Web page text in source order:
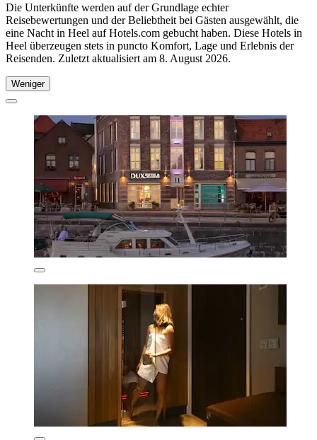
Die Unterkünfte werden auf der Grundlage echter
Reisebewertungen und der Beliebtheit bei Gästen ausgewählt, die
eine Nacht in Heel auf Hotels.com gebucht haben. Diese Hotels in
Heel überzeugen stets in puncto Komfort, Lage und Erlebnis der
Reisenden. Zuletzt aktualisiert am 8. August 2026.
Weniger